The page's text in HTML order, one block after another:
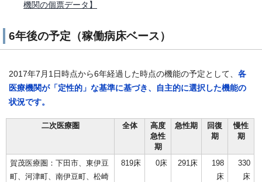
機関の個票データ】
6年後の予定（稼働病床ベース）
2017年7月1日時点から6年経過した時点の機能の予定として、 各
医療機関が「定性的」な基準に基づき、自主的に選択した機能の
状況です。
二次医療圏 全体
高度
急性
期
急性期
回復
期
慢性
期
賀茂医療圏：下田市、東伊豆
町、河津町、南伊豆町、松崎
819床 0床 291床
198
床
330
床